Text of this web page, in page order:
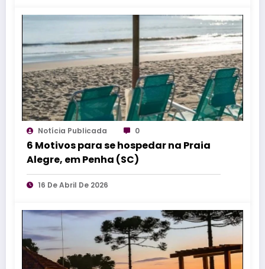
Notícia Publicada 0
6 Motivos para se hospedar na Praia
Alegre, em Penha (SC)
16 De Abril De 2026